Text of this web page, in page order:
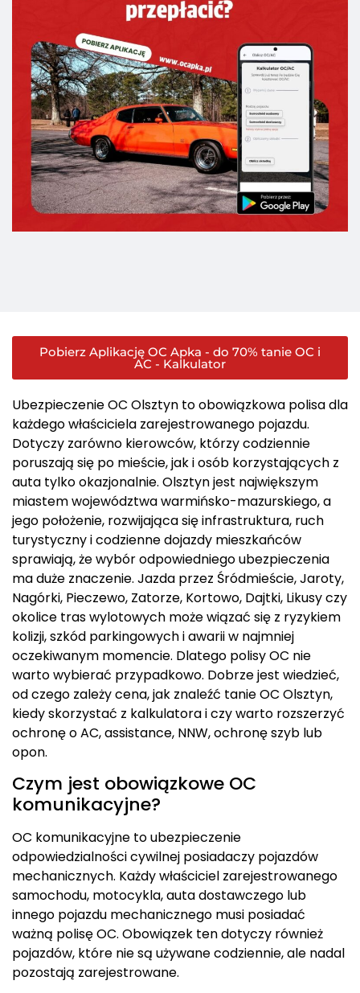
Pobierz Aplikację OC Apka - do 70% tanie OC i
AC - Kalkulator
Ubezpieczenie OC Olsztyn to obowiązkowa polisa dla
każdego właściciela zarejestrowanego pojazdu.
Dotyczy zarówno kierowców, którzy codziennie
poruszają się po mieście, jak i osób korzystających z
auta tylko okazjonalnie. Olsztyn jest największym
miastem województwa warmińsko-mazurskiego, a
jego położenie, rozwijająca się infrastruktura, ruch
turystyczny i codzienne dojazdy mieszkańców
sprawiają, że wybór odpowiedniego ubezpieczenia
ma duże znaczenie. Jazda przez Śródmieście, Jaroty,
Nagórki, Pieczewo, Zatorze, Kortowo, Dajtki, Likusy czy
okolice tras wylotowych może wiązać się z ryzykiem
kolizji, szkód parkingowych i awarii w najmniej
oczekiwanym momencie. Dlatego polisy OC nie
warto wybierać przypadkowo. Dobrze jest wiedzieć,
od czego zależy cena, jak znaleźć tanie OC Olsztyn,
kiedy skorzystać z kalkulatora i czy warto rozszerzyć
ochronę o AC, assistance, NNW, ochronę szyb lub
opon.
Czym jest obowiązkowe OC
komunikacyjne?
OC komunikacyjne to ubezpieczenie
odpowiedzialności cywilnej posiadaczy pojazdów
mechanicznych. Każdy właściciel zarejestrowanego
samochodu, motocykla, auta dostawczego lub
innego pojazdu mechanicznego musi posiadać
ważną polisę OC. Obowiązek ten dotyczy również
pojazdów, które nie są używane codziennie, ale nadal
pozostają zarejestrowane.